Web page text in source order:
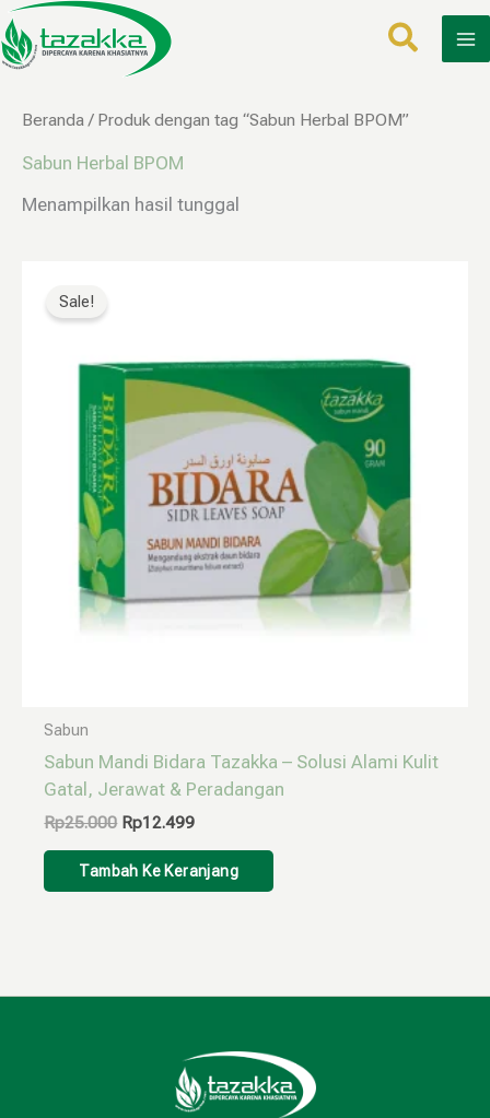
Lewati
ke
konten
Beranda / Produk dengan tag “Sabun Herbal BPOM”
Sabun Herbal BPOM
Menampilkan hasil tunggal
Sale!
Sabun
Sabun Mandi Bidara Tazakka – Solusi Alami Kulit
Gatal, Jerawat & Peradangan
Rp25.000 Rp12.499
Tambah Ke Keranjang